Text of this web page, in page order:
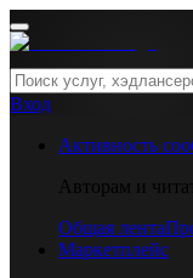
Вход
Активность
Авторам и
Общая лента
Маркетплейс